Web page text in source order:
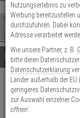
Shop
durchsuchen
Bitte
geben
Sie
mindestens
Zeichen
ein,
um
Es
wurde
noch
Kategorien
Suche
gestartet
Details
Mobotix
Produktmerkmale
Nutzungserlebnis zu
Werbung bereitzustellen
durchzuführen. Dabei
Adresse verarbeitet
Wie unsere Partner, z. B.
bitte deren
Datenschutzerklärung
Länder außerhalb der
geringeres
zur Auswahl einzelner
öffnen'.